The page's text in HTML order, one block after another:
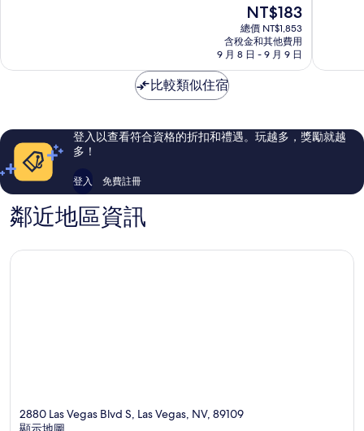
常
評
論
現
在
價
格
為
NT$183
總價 NT$1,853
含稅金和其他費用
9 月 8 日 - 9 月 9 日
評
比較類似住宿
登入以查看符合資格的折扣和禮遇。玩越多，獎勵就越
多！
登入 免費註冊
鄰近地區資訊
2880 Las Vegas Blvd S, Las Vegas, NV, 89109